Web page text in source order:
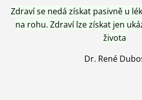
Zdraví se nedá získat pasivně u
na rohu. Zdraví lze získat jen
života
Dr. René